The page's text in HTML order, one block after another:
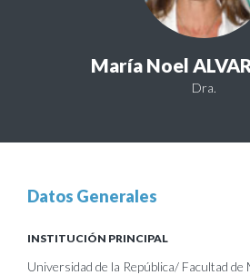
María Noel
Dra.
Datos Generales
INSTITUCIÓN PRINCIPAL
Universidad de la República/ Facultad de